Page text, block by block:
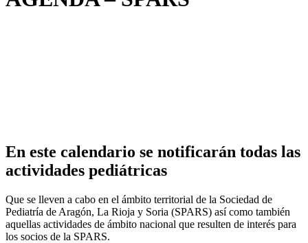
En este calendario se notificarán todas las
actividades pediátricas
Que se lleven a cabo en el ámbito territorial de la Sociedad de
Pediatría de Aragón, La Rioja y Soria (SPARS) así como también
aquellas actividades de ámbito nacional que resulten de interés para
los socios de la SPARS.